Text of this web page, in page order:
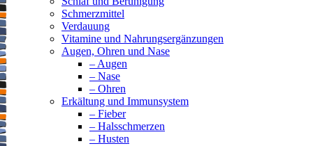
Schmerzmittel
Verdauung
Vitamine und Nahrungsergänzungen
Augen, Ohren und Nase
– Augen
– Nase
– Ohren
Erkältung und Immunsystem
– Fieber
– Halsschmerzen
– Husten